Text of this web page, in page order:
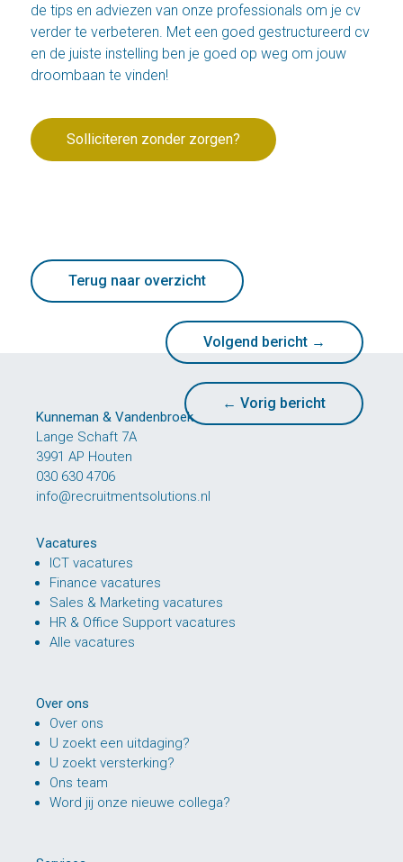
de tips en adviezen van onze professionals om je cv
verder te verbeteren. Met een goed gestructureerd cv
en de juiste instelling ben je goed op weg om jouw
droombaan te vinden!
Solliciteren zonder zorgen?
Terug naar overzicht
Volgend bericht →
← Vorig bericht
Kunneman & Vandenbroek
Lange Schaft 7A
3991 AP Houten
030 630 4706
info@recruitmentsolutions.nl
Vacatures
ICT vacatures
Finance vacatures
Sales & Marketing vacatures
HR & Office Support vacatures
Alle vacatures
Over ons
Over ons
U zoekt een uitdaging?
U zoekt versterking?
Ons team
Word jij onze nieuwe collega?